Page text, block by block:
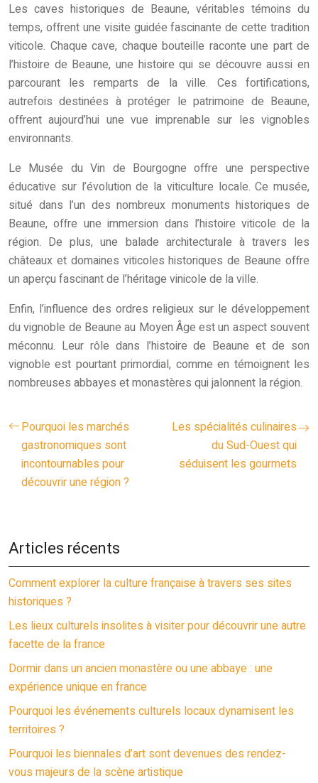
Les caves historiques de Beaune, véritables témoins du
temps, offrent une visite guidée fascinante de cette tradition
viticole. Chaque cave, chaque bouteille raconte une part de
l’histoire de Beaune, une histoire qui se découvre aussi en
parcourant les remparts de la ville. Ces fortifications,
autrefois destinées à protéger le patrimoine de Beaune,
offrent aujourd’hui une vue imprenable sur les vignobles
environnants.
Le Musée du Vin de Bourgogne offre une perspective
éducative sur l’évolution de la viticulture locale. Ce musée,
situé dans l’un des nombreux monuments historiques de
Beaune, offre une immersion dans l’histoire viticole de la
région. De plus, une balade architecturale à travers les
châteaux et domaines viticoles historiques de Beaune offre
un aperçu fascinant de l’héritage vinicole de la ville.
Enfin, l’influence des ordres religieux sur le développement
du vignoble de Beaune au Moyen Âge est un aspect souvent
méconnu. Leur rôle dans l’histoire de Beaune et de son
vignoble est pourtant primordial, comme en témoignent les
nombreuses abbayes et monastères qui jalonnent la région.
Pourquoi les marchés
gastronomiques sont
incontournables pour
découvrir une région ?
Les spécialités culinaires
du Sud-Ouest qui
séduisent les gourmets
Articles récents
Comment explorer la culture française à travers ses sites
historiques ?
Les lieux culturels insolites à visiter pour découvrir une autre
facette de la france
Dormir dans un ancien monastère ou une abbaye : une
expérience unique en france
Pourquoi les événements culturels locaux dynamisent les
territoires ?
Pourquoi les biennales d’art sont devenues des rendez-
vous majeurs de la scène artistique